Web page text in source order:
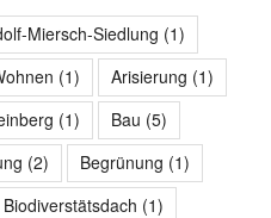
Miersch-Siedlung (1)
(1) Arisierung (1)
(1) Bau (5)
(2) Begrünung (1)
Biodiverstätsdach (1)